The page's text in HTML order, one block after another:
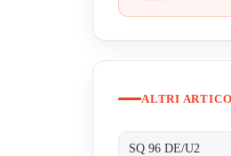
ALTRI
SQ 96 DE/U2